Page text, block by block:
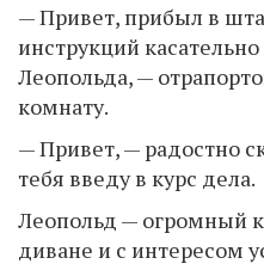
— Привет, прибыл в
инструкций
Леопольда, —
комнату.
— Привет, — радостно
тебя введу в курс дела.
Леопольд — огромный
диване и с интересом